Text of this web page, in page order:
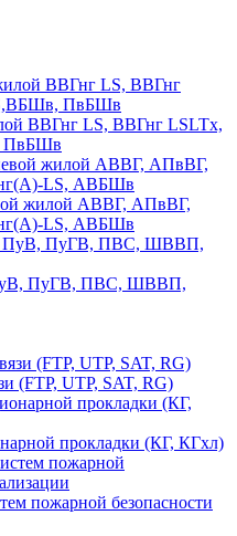
ВВГнг LS, ВВГнг LSLTx,
ПвБШв
жилой АВВГ, АПвВГ,
LS, АВБШв
ПуГВ, ПВС, ШВВП,
(FTP, UTP, SAT, RG)
прокладки (КГ, КГхл)
пожарной безопасности